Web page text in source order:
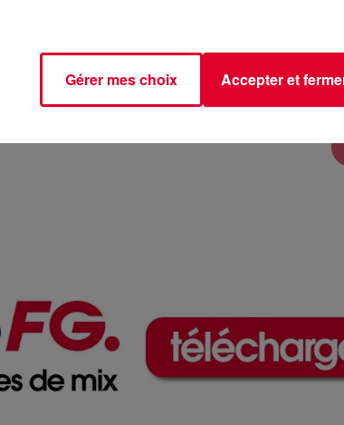
Gérer mes choix Accepter et